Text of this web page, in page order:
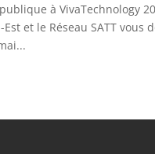
à VivaTechnology
Est et le Réseau SATT